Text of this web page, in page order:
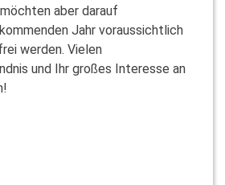
aber darauf
Jahr voraussichtlich
werden. Vielen
und Ihr großes Interesse an